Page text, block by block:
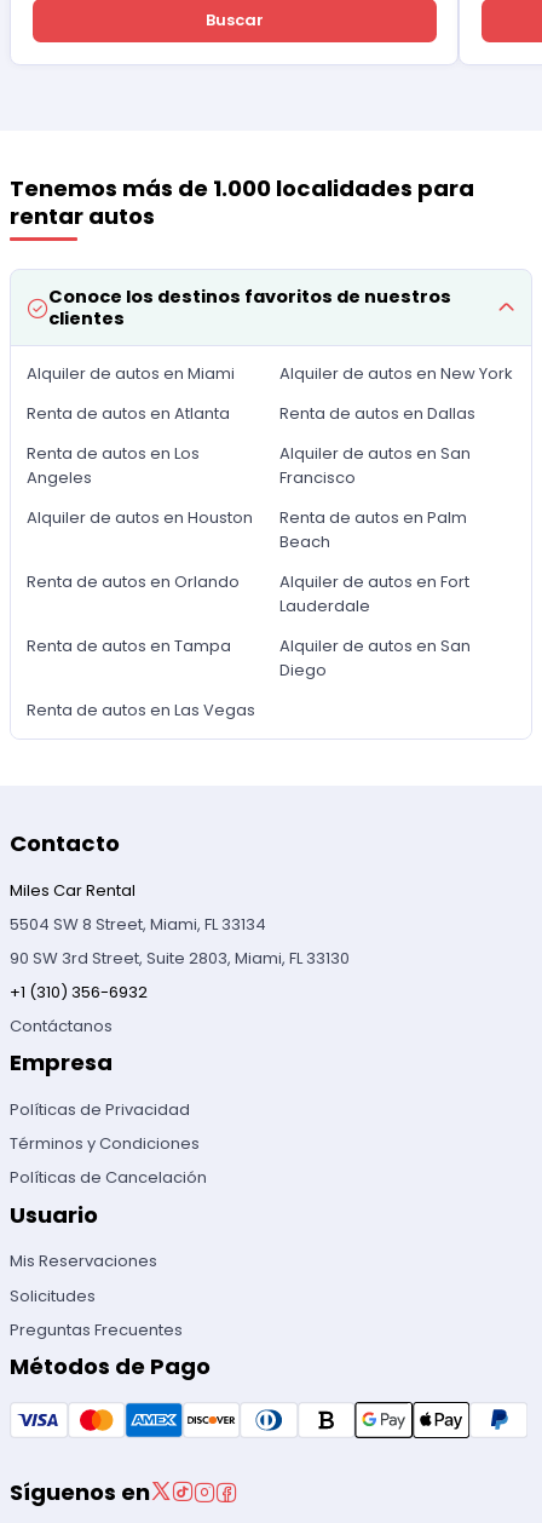
Buscar
Tenemos más de 1.000 localidades para
rentar autos
Conoce los destinos favoritos de nuestros
clientes
Alquiler de autos en Miami
Alquiler de autos en New York
Renta de autos en Atlanta
Renta de autos en Dallas
Renta de autos en Los
Angeles
Alquiler de autos en San
Francisco
Alquiler de autos en Houston
Renta de autos en Palm
Beach
Renta de autos en Orlando
Alquiler de autos en Fort
Lauderdale
Renta de autos en Tampa
Alquiler de autos en San
Diego
Renta de autos en Las Vegas
Contacto
Miles Car Rental
5504 SW 8 Street, Miami, FL 33134
90 SW 3rd Street, Suite 2803, Miami, FL 33130
+1 (310) 356-6932
Contáctanos
Empresa
Políticas de Privacidad
Términos y Condiciones
Políticas de Cancelación
Usuario
Mis Reservaciones
Solicitudes
Preguntas Frecuentes
Métodos de Pago
Síguenos en